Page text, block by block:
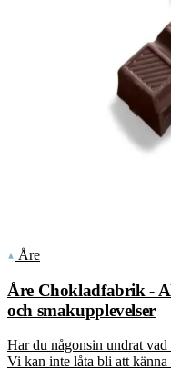
Åre
Åre Chokladfabrik -
och smakupplevelser
Har du någonsin undrat
Vi kan inte låta bli att